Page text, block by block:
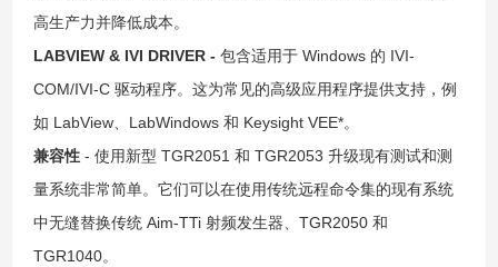
高生产力并降低成本。
LABVIEW & IVI DRIVER - 包含适用于 Windows 的 IVI-
COM/IVI-C 驱动程序。这为常见的高级应用程序提供支持，例
如 LabView、LabWindows 和 Keysight VEE*。
兼容性- 使用新型 TGR2051 和 TGR2053 升级现有测试和测
量系统非常简单。它们可以在使用传统远程命令集的现有系统
中无缝替换传统 Aim-TTi 射频发生器、TGR2050 和
TGR1040。